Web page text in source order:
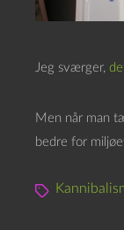
Jeg sværger,
Men når man
bedre for